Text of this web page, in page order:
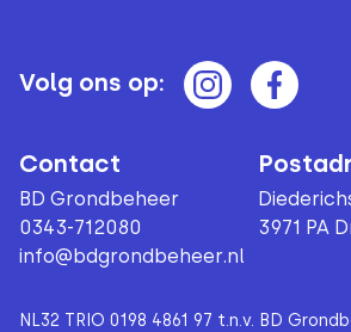
Volg ons op:
Contact
BD Grondbeheer
0343-712080
info@bdgrondbeheer.nl
3971 PA
NL32 TRIO 0198 4861 97 t.n.v. BD